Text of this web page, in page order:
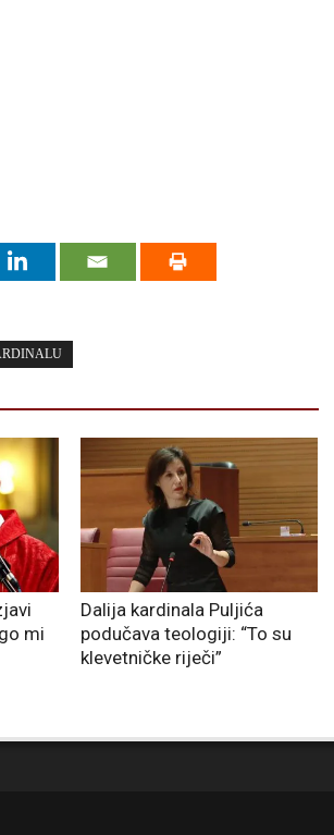
mi
Dalija kardinala Puljića
podučava teologiji: “To su
klevetničke riječi”